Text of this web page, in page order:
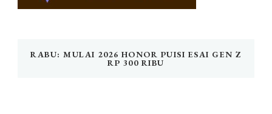
RABU: MULAI 2026 HONOR PUISI ESAI GEN Z
RP 300 RIBU